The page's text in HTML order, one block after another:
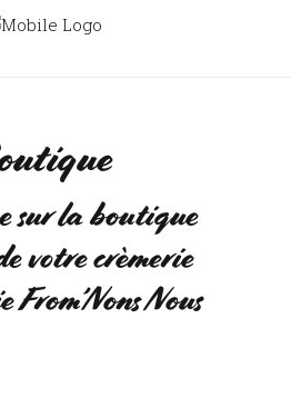
sur la boutique
votre crèmerie
Nous